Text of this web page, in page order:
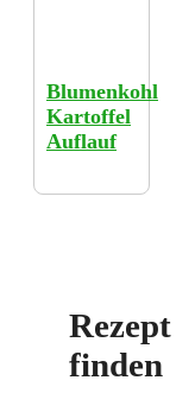
Blumenkohl
Kartoffel
Auflauf
Rezept
finden